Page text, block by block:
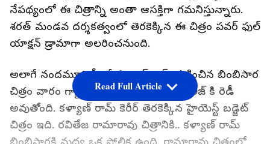
నేపథ్యంలో ఈ చిత్రాన్ని అంతా ఆసక్తిగా గమనిస్తున్నారు.
శరత్ మండవ దర్శకత్వంలో తెరకెక్కిన ఈ చిత్రం పవర్ ఫుల్
యాక్షన్ డ్రామాగా అలరించనుంది.
అలాగే నందమూరి హీరో కళ్యాణ్ రామ్ నటించిన బింబిసార
చిత్రం వారం గ్యాప్ లో ఆగష్టు 5న గ్రాండ్ రిలీజ్ కి రెడీ
అవుతోంది. కళ్యాణ్ రామ్ కెరీర్ తెరకెక్కిన హైయెస్ట్ బడ్జెట్
చిత్రం ఇది. రవితేజ రామారావు చిత్రానికి.. కళ్యాణ్ రామ్
Read Full Article